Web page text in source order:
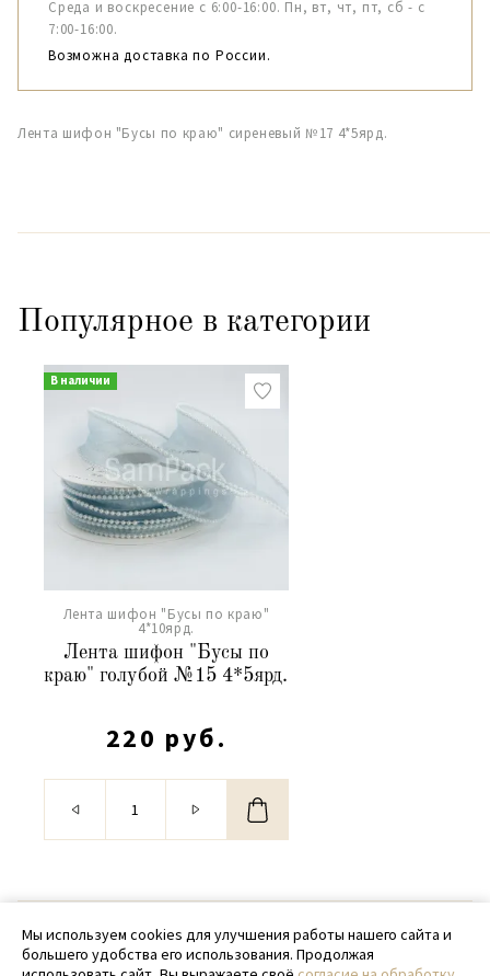
Среда и воскресение с 6:00-16:00. Пн, вт, чт, пт, сб - с
7:00-16:00.
Возможна доставка по России.
Лента шифон "Бусы по краю" сиреневый №17 4*5ярд.
Популярное в категории
В наличии
Лента шифон "Бусы по краю"
4*10ярд.
Лента шифон "Бусы по
краю" голубой №15 4*5ярд.
220 руб.
© 2020 - 2026 SamPack
+ 7 (918) 699-97-87
Мы используем cookies для улучшения работы нашего сайта и
большего удобства его использования. Продолжая